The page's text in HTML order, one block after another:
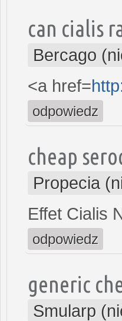
can cialis
Bercago
<a href=
odpowiedz
cheap
Propecia
Effet Cialis
odpowiedz
generic
Smularp